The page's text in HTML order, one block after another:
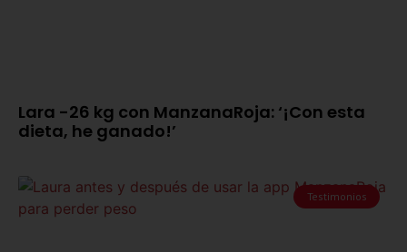
Lara -26 kg con ManzanaRoja: ‘¡Con esta
dieta, he ganado!’
Testimonios